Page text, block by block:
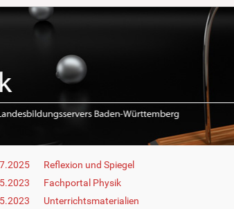
Reflexion und Spiegel
Fachportal Physik
Unterrichtsmaterialien